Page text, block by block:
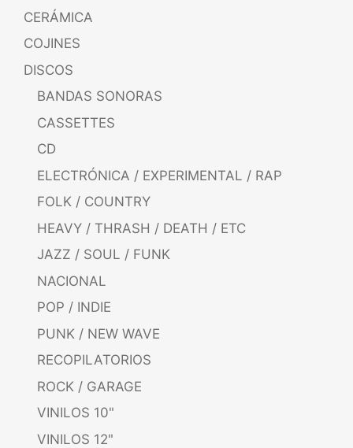
CERÁMICA
COJINES
DISCOS
BANDAS SONORAS
CASSETTES
CD
ELECTRÓNICA / EXPERIMENTAL / RAP
FOLK / COUNTRY
HEAVY / THRASH / DEATH / ETC
JAZZ / SOUL / FUNK
NACIONAL
POP / INDIE
PUNK / NEW WAVE
RECOPILATORIOS
ROCK / GARAGE
VINILOS 10"
VINILOS 12"